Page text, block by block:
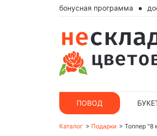
бонусная программа
ПОВОД
Каталог > Подарки > Топпер "8